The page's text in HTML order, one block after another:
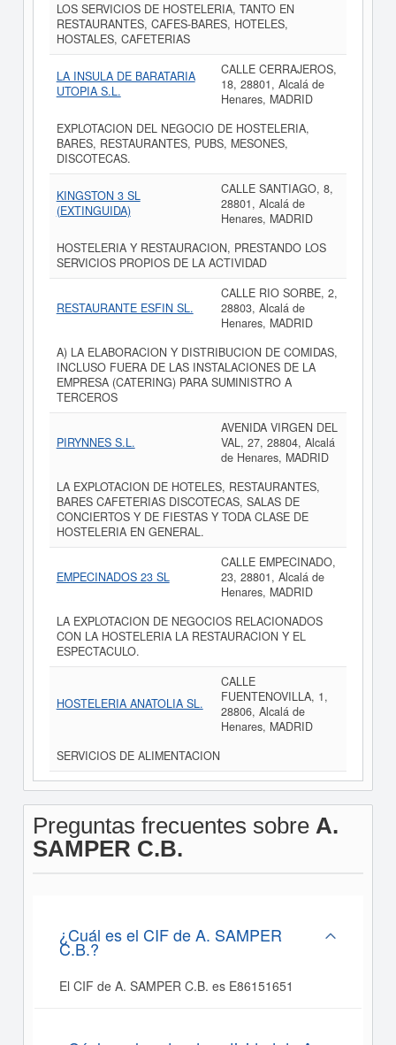
LOS SERVICIOS DE HOSTELERIA, TANTO EN
RESTAURANTES, CAFES-BARES, HOTELES,
HOSTALES, CAFETERIAS
LA INSULA DE BARATARIA
UTOPIA S.L.
CALLE CERRAJEROS,
18, 28801, Alcalá de
Henares, MADRID
EXPLOTACION DEL NEGOCIO DE HOSTELERIA,
BARES, RESTAURANTES, PUBS, MESONES,
DISCOTECAS.
KINGSTON 3 SL
(EXTINGUIDA)
CALLE SANTIAGO, 8,
28801, Alcalá de
Henares, MADRID
HOSTELERIA Y RESTAURACION, PRESTANDO LOS
SERVICIOS PROPIOS DE LA ACTIVIDAD
RESTAURANTE ESFIN SL.
CALLE RIO SORBE, 2,
28803, Alcalá de
Henares, MADRID
A) LA ELABORACION Y DISTRIBUCION DE COMIDAS,
INCLUSO FUERA DE LAS INSTALACIONES DE LA
EMPRESA (CATERING) PARA SUMINISTRO A
TERCEROS
PIRYNNES S.L.
AVENIDA VIRGEN DEL
VAL, 27, 28804, Alcalá
de Henares, MADRID
LA EXPLOTACION DE HOTELES, RESTAURANTES,
BARES CAFETERIAS DISCOTECAS, SALAS DE
CONCIERTOS Y DE FIESTAS Y TODA CLASE DE
HOSTELERIA EN GENERAL.
EMPECINADOS 23 SL
CALLE EMPECINADO,
23, 28801, Alcalá de
Henares, MADRID
LA EXPLOTACION DE NEGOCIOS RELACIONADOS
CON LA HOSTELERIA LA RESTAURACION Y EL
ESPECTACULO.
HOSTELERIA ANATOLIA SL.
CALLE
FUENTENOVILLA, 1,
28806, Alcalá de
Henares, MADRID
SERVICIOS DE ALIMENTACION
Preguntas frecuentes sobre A.
SAMPER C.B.
¿Cuál es el CIF de A. SAMPER
C.B.?
El CIF de A. SAMPER C.B. es E86151651